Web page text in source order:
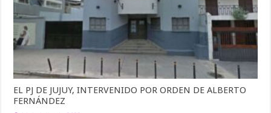
EL PJ DE JUJUY, INTERVENIDO POR ORDEN DE ALBERTO
FERNÁNDEZ